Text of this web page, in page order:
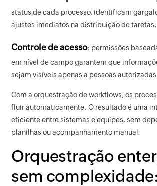
status de cada processo, identificam
ajustes imediatos na distribuição de tarefas.
Controle de acesso: permissões
em nível de campo garantem que
sejam visíveis apenas a pessoas
Com a orquestração de workflows, os
fluir automaticamente. O resultado é uma
eficiente entre sistemas e equipes, sem
planilhas ou acompanhamento manual.
Orquestração
sem